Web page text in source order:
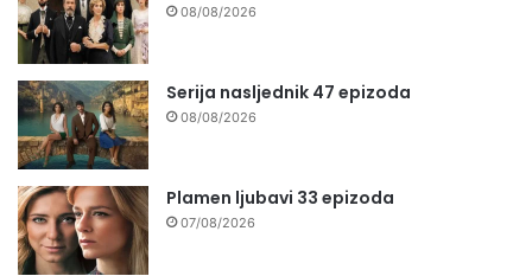
08/08/2026
Serija nasljednik 47 epizoda
08/08/2026
Plamen ljubavi 33 epizoda
07/08/2026